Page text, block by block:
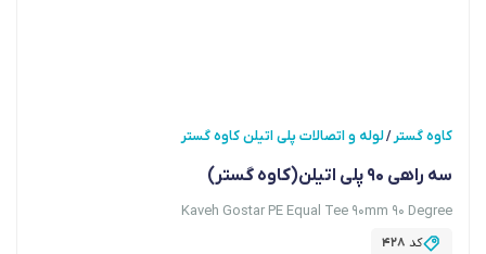
کاوه گستر /لوله و اتصالات پلی اتیلن کاوه گستر
سه راهی 90 پلی اتیلن(کاوه گستر)
Kaveh Gostar PE Equal Tee 90mm 90 Degree
کد 428